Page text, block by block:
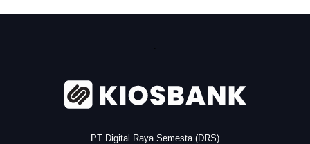
PT Digital Raya Semesta (DRS)